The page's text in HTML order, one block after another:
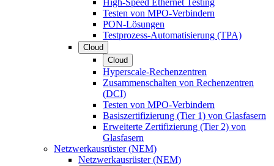
High-Speed Ethernet Testing
Testen von MPO-Verbindern
PON-Lösungen
Testprozess-Automatisierung (TPA)
Cloud
Cloud
Hyperscale-Rechenzentren
Zusammenschalten von Rechenzentren
(DCI)
Testen von MPO-Verbindern
Basiszertifizierung (Tier 1) von Glasfasern
Erweiterte Zertifizierung (Tier 2) von
Glasfasern
Netzwerkausrüster (NEM)
Netzwerkausrüster (NEM)